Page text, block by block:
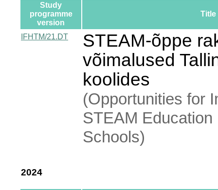
Study
programme
version
Title
IFHTM/21.DT
STEAM-õppe
võimalused
koolides
(Opportunities for
STEAM Education
Schools)
2024